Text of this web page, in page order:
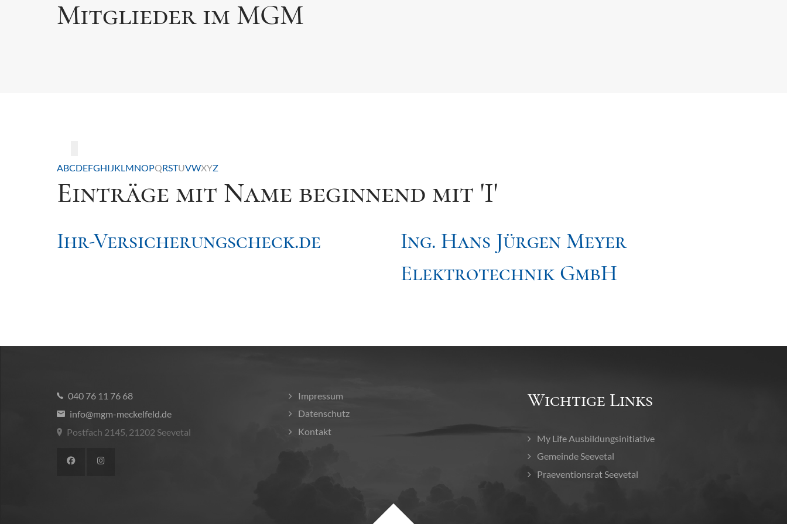
Mitglieder im MGM
ABCDEFGHIJKLMNOPQRSTUVWXYZ
Einträge mit Name beginnend mit 'I'
Ihr-Versicherungscheck.de
Ing. Hans Jürgen Meyer
Elektrotechnik GmbH
040 76 11 76 68
info@mgm-meckelfeld.de
Postfach 2145, 21202 Seevetal
Impressum
Datenschutz
Kontakt
Wichtige Links
My Life Ausbildungsinitiative
Gemeinde Seevetal
Praeventionsrat Seevetal